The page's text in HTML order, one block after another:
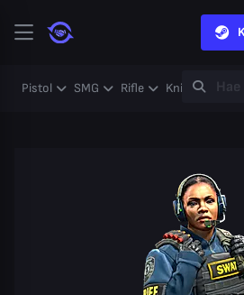
Pistol SMG Rifle Knife